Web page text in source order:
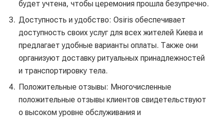
будет учтена, чтобы церемония прошла безупречно.
Доступность и удобство: Osiris обеспечивает
доступность своих услуг для всех жителей Киева и
предлагает удобные варианты оплаты. Также они
организуют доставку ритуальных принадлежностей
и транспортировку тела.
Положительные отзывы: Многочисленные
положительные отзывы клиентов свидетельствуют
о высоком уровне обслуживания и